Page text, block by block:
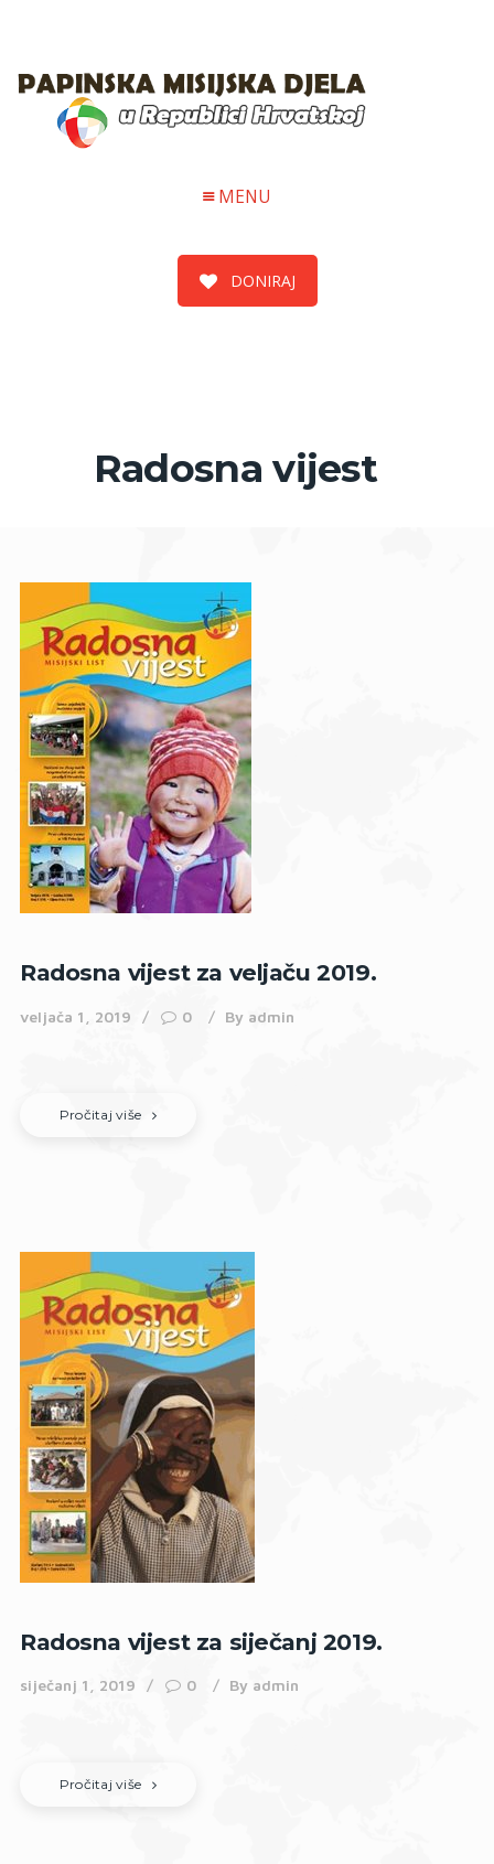
MENU
DONIRAJ
Radosna vijest
Radosna vijest za veljaču 2019.
veljača 1, 2019 0 By admin
Pročitaj više
Radosna vijest za siječanj 2019.
siječanj 1, 2019 0 By admin
Pročitaj više